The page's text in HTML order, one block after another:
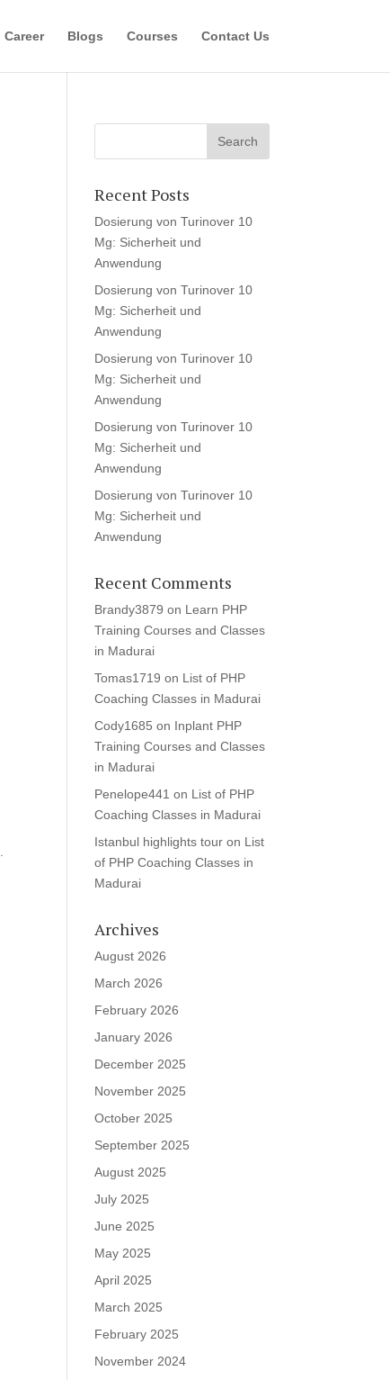
Career Blogs Courses Contact Us
Recent Posts
Dosierung von Turinover 10
Mg: Sicherheit und
Anwendung
Dosierung von Turinover 10
Mg: Sicherheit und
Anwendung
Dosierung von Turinover 10
Mg: Sicherheit und
Anwendung
Dosierung von Turinover 10
Mg: Sicherheit und
Anwendung
Dosierung von Turinover 10
Mg: Sicherheit und
Anwendung
Recent Comments
Brandy3879 on Learn PHP
Training Courses and Classes
in Madurai
Tomas1719 on List of PHP
Coaching Classes in Madurai
Cody1685 on Inplant PHP
Training Courses and Classes
in Madurai
Penelope441 on List of PHP
Coaching Classes in Madurai
Istanbul highlights tour on List
of PHP Coaching Classes in
Madurai
Archives
August 2026
March 2026
February 2026
January 2026
December 2025
November 2025
October 2025
September 2025
August 2025
July 2025
June 2025
May 2025
April 2025
March 2025
February 2025
November 2024